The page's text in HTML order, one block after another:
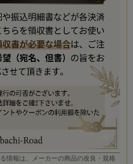
情報は、メーカーの商品の改良・規格